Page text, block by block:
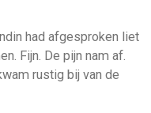
had afgesproken liet
Fijn. De pijn nam af.
rustig bij van de